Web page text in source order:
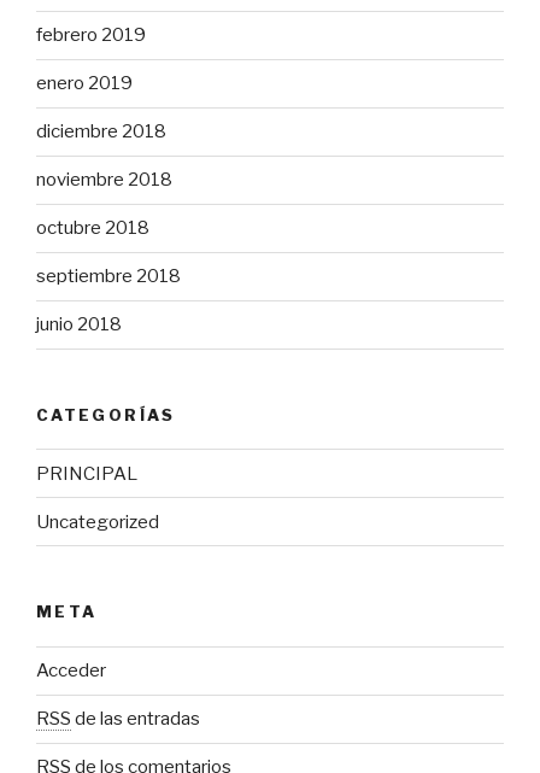
febrero 2019
enero 2019
diciembre 2018
noviembre 2018
octubre 2018
septiembre 2018
junio 2018
CATEGORÍAS
PRINCIPAL
Uncategorized
META
Acceder
RSS de las entradas
RSS de los comentarios